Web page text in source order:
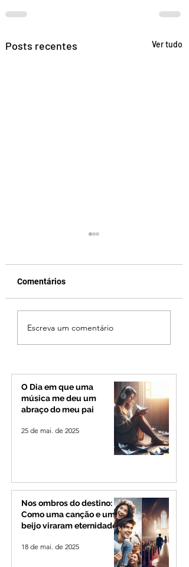
Posts recentes Ver tudo
Vereador Edinho é
encontrado morto em
Uberlândia; polícia
Comentários
Escreva um comentário
O Dia em que uma
música me deu um
abraço do meu pai
25 de mai. de 2025
Nos ombros do destino:
Como uma canção e um
beijo viraram eternidade
18 de mai. de 2025